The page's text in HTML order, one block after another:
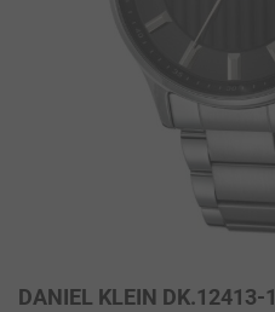
DANIEL KLEIN DK.12413-1